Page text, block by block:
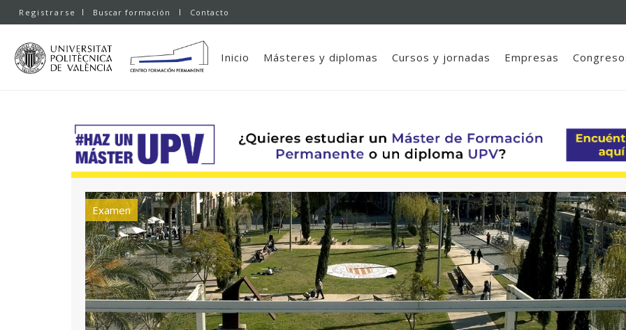
Registrarse Buscar formación Contacto
Inicio Másteres y diplomas Cursos y jornadas Empresas
Examen